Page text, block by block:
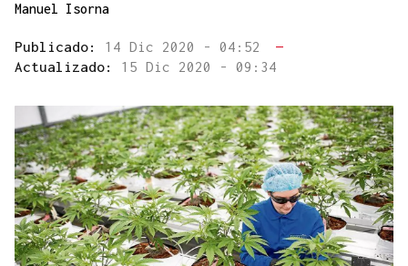
Manuel Isorna
Publicado: 14 Dic 2020 - 04:52
—
Actualizado: 15 Dic 2020 - 09:34